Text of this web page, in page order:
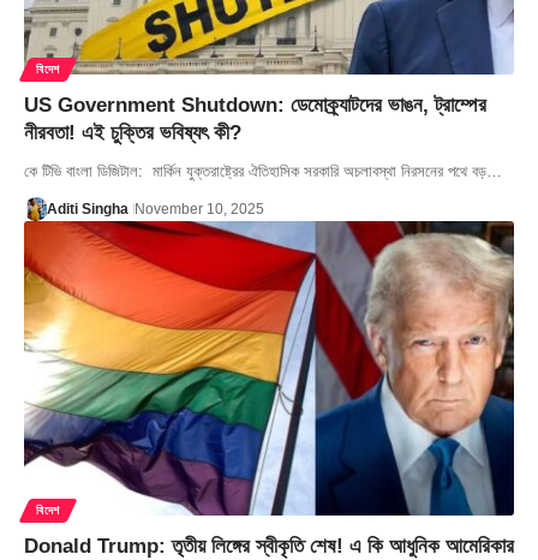
বিদেশ
US Government Shutdown: ডেমোক্র্যাটদের ভাঙন, ট্রাম্পের
নীরবতা! এই চুক্তির ভবিষ্যৎ কী?
কে টিভি বাংলা ডিজিটাল: মার্কিন যুক্তরাষ্ট্রের ঐতিহাসিক সরকারি অচলাবস্থা নিরসনের পথে বড়…
Aditi Singha November 10, 2025
বিদেশ
Donald Trump: তৃতীয় লিঙ্গের স্বীকৃতি শেষ! এ কি আধুনিক আমেরিকার